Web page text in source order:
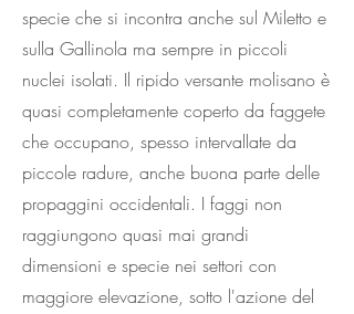
specie che si incontra anche sul Miletto e
sulla Gallinola ma sempre in piccoli
nuclei isolati. Il ripido versante molisano è
quasi completamente coperto da faggete
che occupano, spesso intervallate da
piccole radure, anche buona parte delle
propaggini occidentali. I faggi non
raggiungono quasi mai grandi
dimensioni e specie nei settori con
maggiore elevazione, sotto l'azione del